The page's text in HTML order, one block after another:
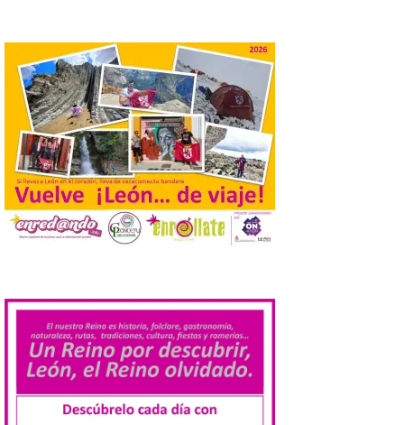
Laciana comienza su
programación para
disfrutar el eclipse total
del 12 de agosto
7 Ago 2026
Durante los días 1 y 2 de
agosto, tanto el público
infantil como el adulto
de mañana dedicados preferentemente al
público infantil y, el resto del […]
Más de 200.000 jóvenes
nacidos en 2008 ya han
solicitado el Bono Cultural